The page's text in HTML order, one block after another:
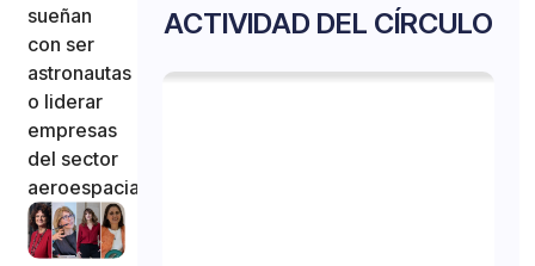
sueñan
con ser
astronautas
o liderar
empresas
del sector
aeroespacial
ACTIVIDAD DEL CÍRCULO